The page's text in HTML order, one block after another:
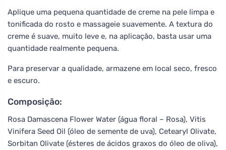
Aplique uma pequena quantidade de creme na pele limpa e
tonificada do rosto e massageie suavemente. A textura do
creme é suave, muito leve e, na aplicação, basta usar uma
quantidade realmente pequena.
Para preservar a qualidade, armazene em local seco, fresco
e escuro.
Composição:
Rosa Damascena Flower Water (água floral – Rosa), Vitis
Vinifera Seed Oil (óleo de semente de uva), Cetearyl Olivate,
Sorbitan Olivate (ésteres de ácidos graxos do óleo de oliva),